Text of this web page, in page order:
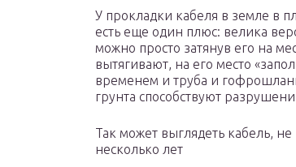
У прокладки кабеля в земле в
есть еще один плюс: велика
можно просто затянув его на
вытягивают, на его место
временем и труба и
грунта способствуют
Так может выглядеть кабель,
несколько лет